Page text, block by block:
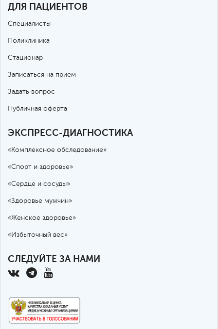
ДЛЯ ПАЦИЕНТОВ
Специалисты
Поликлиника
Стационар
Записаться на прием
Задать вопрос
Публичная оферта
ЭКСПРЕСС-ДИАГНОСТИКА
«Комплексное обследование»
«Спорт и здоровье»
«Сердце и сосуды»
«Здоровье мужчин»
«Женское здоровье»
«Избыточный вес»
СЛЕДУЙТЕ ЗА НАМИ